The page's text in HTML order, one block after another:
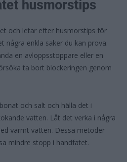
husmorstips
och letar efter husmorstips för
några enkla saker du kan prova.
en avloppsstoppare eller en
ta bort blockeringen genom
och salt och hälla det i
vatten. Låt det verka i några
varmt vatten. Dessa metoder
mindre stopp i handfatet.